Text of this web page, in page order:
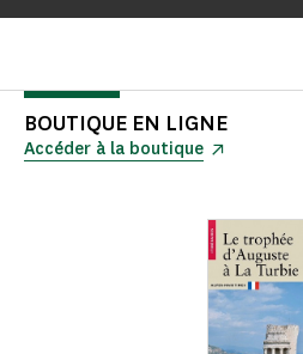
BOUTIQUE EN LIGNE
Accéder à la boutique